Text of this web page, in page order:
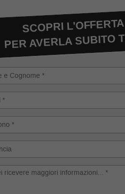
SCOPRI L'OFFERTA
PER AVERLA SUBITO